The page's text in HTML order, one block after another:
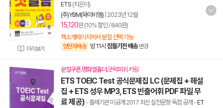
미리보기
ETS (지은이)
(주)YBM(와이비엠) 2023년 12월
15,120원 (10% 할인 / 840원)
책소개페이지에서 분철 선택 가능
양탄자배송 밤 11시 잠들기전 배송 변경
분철쿠폰.명화엘홀더.굿럭피쉬 키링
ETS TOEIC Test 공식문제집 LC (문제집 + 해설
집 + ETS 성우 MP3, ETS 빈출어휘 PDF 파일 무
료 제공) - 출제기관 미공개 2017 최신 실전문항 독점 공개 -ET